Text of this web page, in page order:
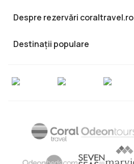
Despre rezervări coraltravel.ro
Destinații populare